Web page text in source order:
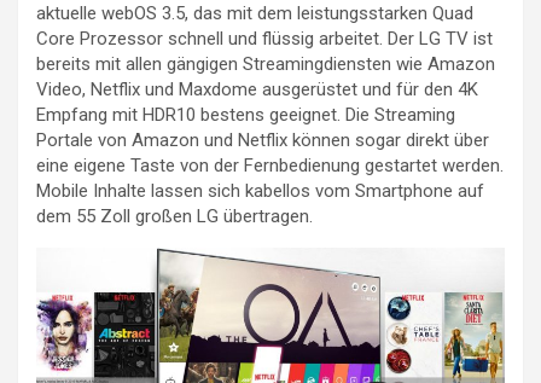
aktuelle webOS 3.5, das mit dem leistungsstarken Quad
Core Prozessor schnell und flüssig arbeitet. Der LG TV ist
bereits mit allen gängigen Streamingdiensten wie Amazon
Video, Netflix und Maxdome ausgerüstet und für den 4K
Empfang mit HDR10 bestens geeignet. Die Streaming
Portale von Amazon und Netflix können sogar direkt über
eine eigene Taste von der Fernbedienung gestartet werden.
Mobile Inhalte lassen sich kabellos vom Smartphone auf
dem 55 Zoll großen LG übertragen.